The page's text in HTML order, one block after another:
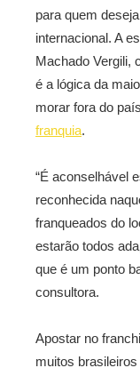
para quem
internacional. A
Machado Vergili,
é a lógica da
morar fora do
franquia.
“É aconselhável
reconhecida
franqueados do
estarão todos
que é um ponto
consultora.
Apostar no
muitos